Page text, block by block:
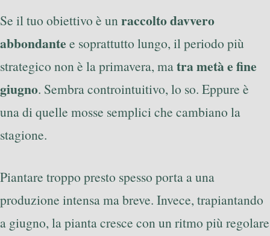
Se il tuo obiettivo è unraccolto davvero
abbondante e soprattutto lungo, il periodo più
strategico non è la primavera, matra metà e fine
giugno. Sembra controintuitivo, lo so. Eppure è
una di quelle mosse semplici che cambiano la
stagione.
Piantare troppo presto spesso porta a una
produzione intensa ma breve. Invece, trapiantando
a giugno, la pianta cresce con un ritmo più regolare